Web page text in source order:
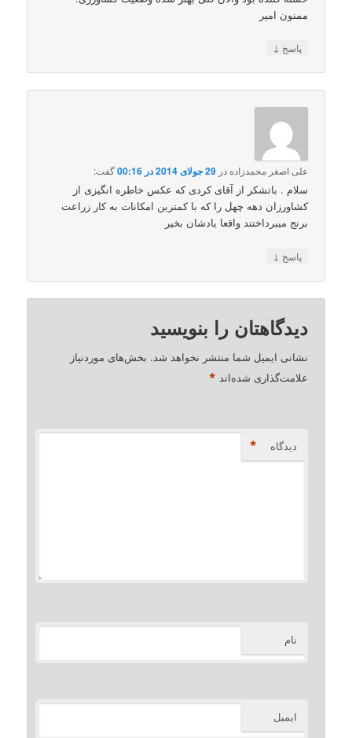
ممنون امیر
پاسخ ↓
علی اصغر محمدزاده در29 جولای 2014 در 00:16 گفت:
سلام . باتشکر از آقای کردی که عکس خاطره انگیزی از
کشاورزان دهه چهل را که با کمترین امکانات به کار زراعت
برنج میبرداختند واقعا یادشان بخیر
پاسخ ↓
دیدگاهتان را بنویسید
نشانی ایمیل شما منتشر نخواهد شد. بخش‌های موردنیاز
علامت‌گذاری شده‌اند *
دیدگاه *
نام
ایمیل